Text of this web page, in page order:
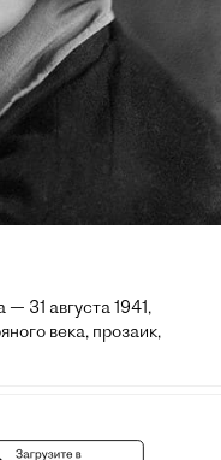
31 августа 1941,
века, прозаик,